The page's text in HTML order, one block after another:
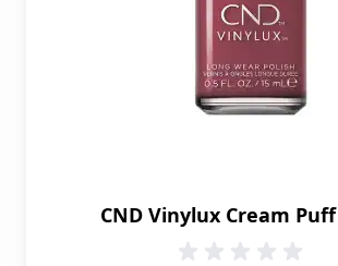
CND Vinylux Cream